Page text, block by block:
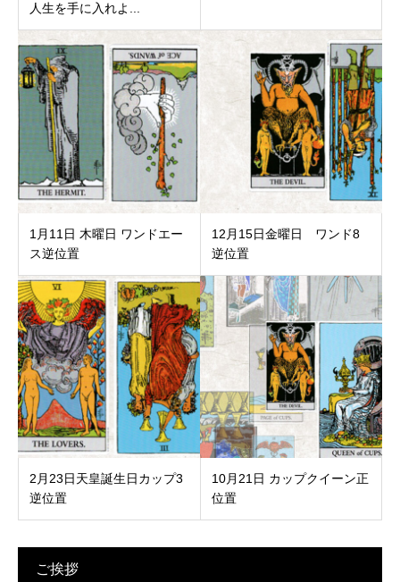
人生を手に入れよ...
1月11日 木曜日 ワンドエー
ス逆位置
12月15日金曜日 ワンド8
逆位置
2月23日天皇誕生日カップ3
逆位置
10月21日 カップクイーン正
位置
ご挨拶